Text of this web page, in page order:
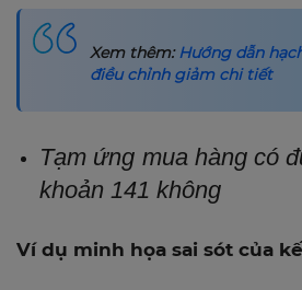
Xem thêm:Hướng dẫn
điều chỉnh giảm chi tiết
Tạm ứng mua hàng có
khoản 141 không
Ví dụ minh họa sai sót của